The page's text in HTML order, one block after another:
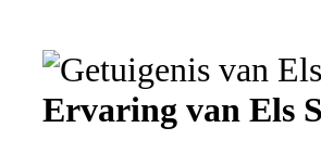
Ervaring van Els